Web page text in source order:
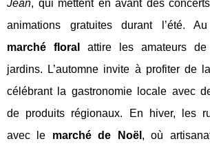
Jean, qui mettent en avant des
animations gratuites durant l’été.
marché floral
attire les amateurs
jardins. L’automne invite à profiter de
célébrant la gastronomie locale avec
de produits régionaux. En hiver, les
avec le marché de Noël , où